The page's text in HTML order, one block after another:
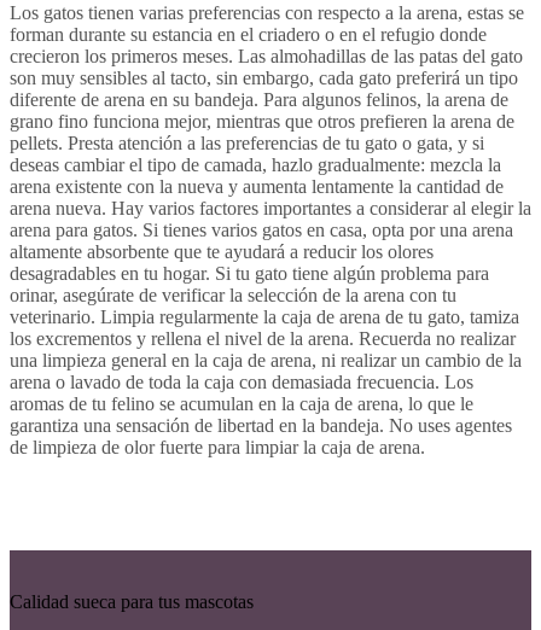
Los gatos tienen varias preferencias con respecto a la arena, estas se
forman durante su estancia en el criadero o en el refugio donde
crecieron los primeros meses. Las almohadillas de las patas del gato
son muy sensibles al tacto, sin embargo, cada gato preferirá un tipo
diferente de arena en su bandeja. Para algunos felinos, la arena de
grano fino funciona mejor, mientras que otros prefieren la arena de
pellets. Presta atención a las preferencias de tu gato o gata, y si
deseas cambiar el tipo de camada, hazlo gradualmente: mezcla la
arena existente con la nueva y aumenta lentamente la cantidad de
arena nueva. Hay varios factores importantes a considerar al elegir la
arena para gatos. Si tienes varios gatos en casa, opta por una arena
altamente absorbente que te ayudará a reducir los olores
desagradables en tu hogar. Si tu gato tiene algún problema para
orinar, asegúrate de verificar la selección de la arena con tu
veterinario. Limpia regularmente la caja de arena de tu gato, tamiza
los excrementos y rellena el nivel de la arena. Recuerda no realizar
una limpieza general en la caja de arena, ni realizar un cambio de la
arena o lavado de toda la caja con demasiada frecuencia. Los
aromas de tu felino se acumulan en la caja de arena, lo que le
garantiza una sensación de libertad en la bandeja. No uses agentes
de limpieza de olor fuerte para limpiar la caja de arena.
Calidad sueca para tus mascotas